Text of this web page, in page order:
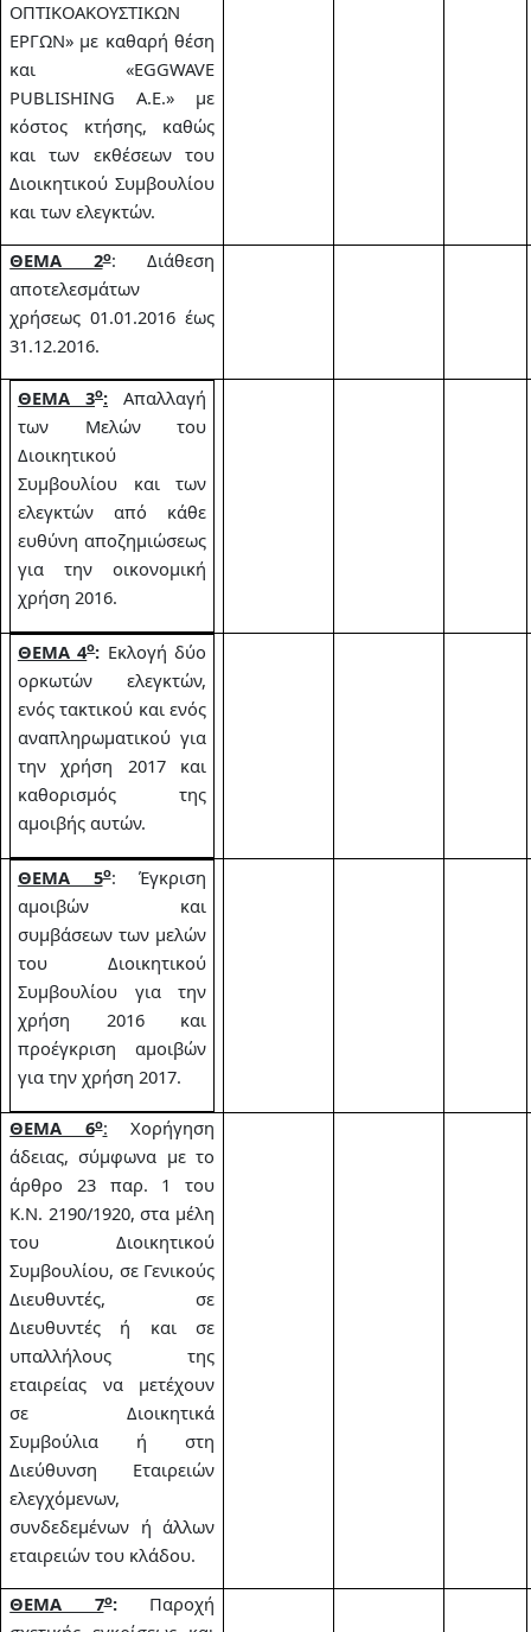
ΟΠΤΙΚΟΑΚΟΥΣΤΙΚΩΝ
ΕΡΓΩΝ» με καθαρή θέση
και «EGGWAVE
PUBLISHING A.E.» με
κόστος κτήσης, καθώς
και των εκθέσεων του
Διοικητικού Συμβουλίου
και των ελεγκτών.
ΘΕΜΑ 2ο: Διάθεση
αποτελεσμάτων
χρήσεως 01.01.2016 έως
31.12.2016.
ΘΕΜΑ 3ο: Απαλλαγή
των Μελών του
Διοικητικού
Συμβουλίου και των
ελεγκτών από κάθε
ευθύνη αποζημιώσεως
για την οικονομική
χρήση 2016.
ΘΕΜΑ 4ο: Εκλογή δύο
ορκωτών ελεγκτών,
ενός τακτικού και ενός
αναπληρωματικού για
την χρήση 2017 και
καθορισμός της
αμοιβής αυτών.
ΘΕΜΑ 5ο: Έγκριση
αμοιβών και
συμβάσεων των μελών
του Διοικητικού
Συμβουλίου για την
χρήση 2016 και
προέγκριση αμοιβών
για την χρήση 2017.
ΘΕΜΑ 6ο: Χορήγηση
άδειας, σύμφωνα με το
άρθρο 23 παρ. 1 του
Κ.Ν. 2190/1920, στα μέλη
του Διοικητικού
Συμβουλίου, σε Γενικούς
Διευθυντές, σε
Διευθυντές ή και σε
υπαλλήλους της
εταιρείας να μετέχουν
σε Διοικητικά
Συμβούλια ή στη
Διεύθυνση Εταιρειών
ελεγχόμενων,
συνδεδεμένων ή άλλων
εταιρειών του κλάδου.
ΘΕΜΑ 7ο:Παροχή